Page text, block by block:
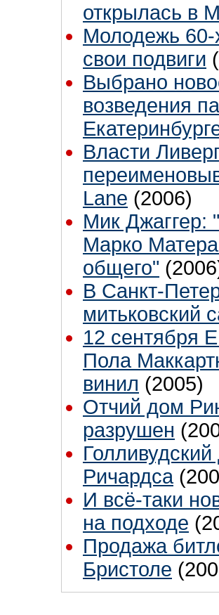
открылась в
Молодежь 60-
свои подвиги
Выбрано
возведения
Власти
Lane (2006)
Мик Джаггер:
Марко
общего"
В Санкт-
митьковский
12 сентября
Пола
винил (2005)
Отчий дом
разрушен
Ричардса
И всё-таки
на подходе
Продажа
Бристоле